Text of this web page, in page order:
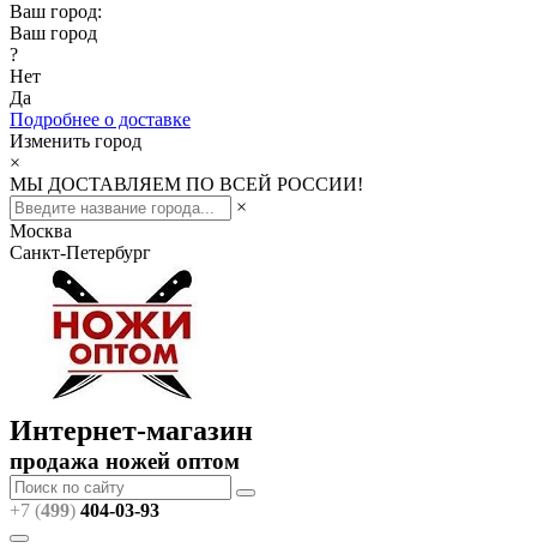
Ваш город:
Ваш город
?
Нет
Да
Подробнее о доставке
Изменить город
×
МЫ ДОСТАВЛЯЕМ ПО ВСЕЙ РОССИИ!
×
Москва
Санкт-Петербург
Интернет-магазин
продажа ножей оптом
+7 (499) 404-03-93